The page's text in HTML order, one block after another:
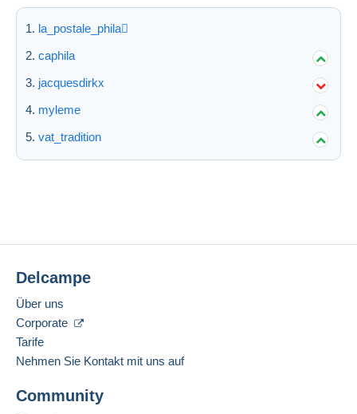
la_postale_phila
caphila
jacquesdirkx
myleme
vat_tradition
Delcampe
Über uns
Corporate
Tarife
Nehmen Sie Kontakt mit uns auf
Community